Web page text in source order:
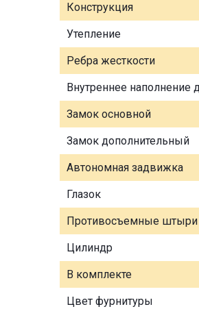
Конструкция
Утепление
Ребра жесткости
Внутреннее наполнение
Замок основной
Замок дополнительный
Автономная задвижка
Глазок
Противосъемные штыри
Цилиндр
В комплекте
Цвет фурнитуры